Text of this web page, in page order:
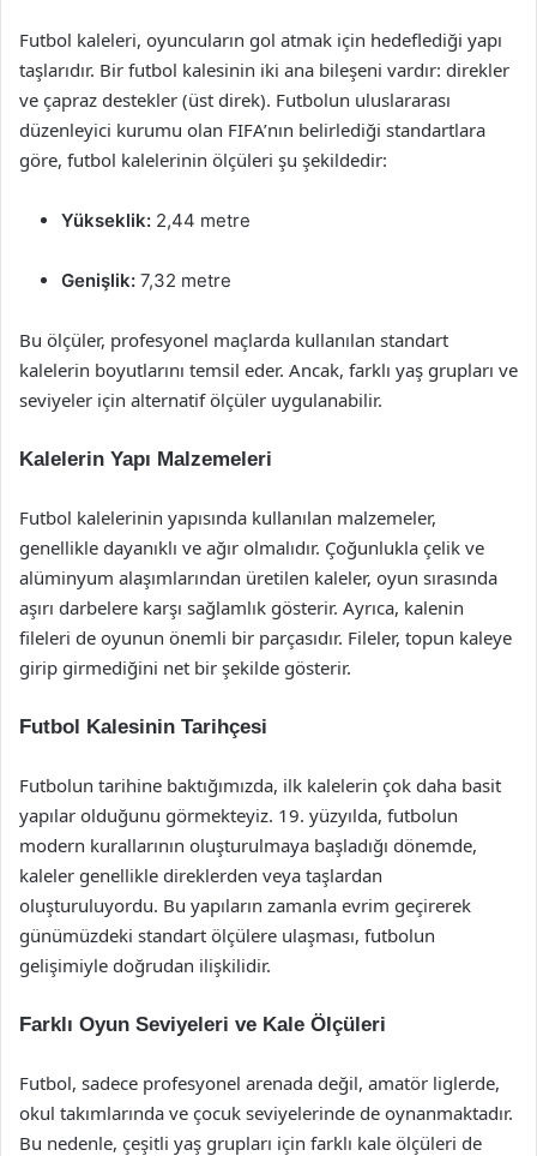
Futbol kaleleri, oyuncuların gol atmak için hedeflediği yapı
taşlarıdır. Bir futbol kalesinin iki ana bileşeni vardır: direkler
ve çapraz destekler (üst direk). Futbolun uluslararası
düzenleyici kurumu olan FIFA’nın belirlediği standartlara
göre, futbol kalelerinin ölçüleri şu şekildedir:
Yükseklik: 2,44 metre
Genişlik: 7,32 metre
Bu ölçüler, profesyonel maçlarda kullanılan standart
kalelerin boyutlarını temsil eder. Ancak, farklı yaş grupları ve
seviyeler için alternatif ölçüler uygulanabilir.
Kalelerin Yapı Malzemeleri
Futbol kalelerinin yapısında kullanılan malzemeler,
genellikle dayanıklı ve ağır olmalıdır. Çoğunlukla çelik ve
alüminyum alaşımlarından üretilen kaleler, oyun sırasında
aşırı darbelere karşı sağlamlık gösterir. Ayrıca, kalenin
fileleri de oyunun önemli bir parçasıdır. Fileler, topun kaleye
girip girmediğini net bir şekilde gösterir.
Futbol Kalesinin Tarihçesi
Futbolun tarihine baktığımızda, ilk kalelerin çok daha basit
yapılar olduğunu görmekteyiz. 19. yüzyılda, futbolun
modern kurallarının oluşturulmaya başladığı dönemde,
kaleler genellikle direklerden veya taşlardan
oluşturuluyordu. Bu yapıların zamanla evrim geçirerek
günümüzdeki standart ölçülere ulaşması, futbolun
gelişimiyle doğrudan ilişkilidir.
Farklı Oyun Seviyeleri ve Kale Ölçüleri
Futbol, sadece profesyonel arenada değil, amatör liglerde,
okul takımlarında ve çocuk seviyelerinde de oynanmaktadır.
Bu nedenle, çeşitli yaş grupları için farklı kale ölçüleri de